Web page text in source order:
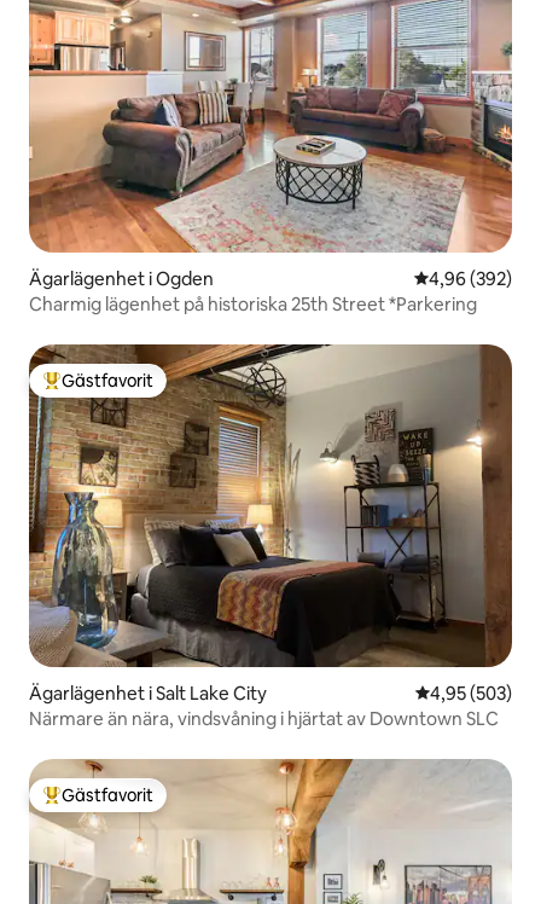
Ägarlägenhet i Ogden 4,96 av 5 i
4,96 (392)
Charmig lägenhet på historiska 25th Street *Parkering
Populär gästfavorit
Gästfavorit
Ägarlägenhet i Salt Lake City 4,95 av 5 i
4,95 (503)
Närmare än nära, vindsvåning i hjärtat av Downtown SLC
Populär gästfavorit
Gästfavorit